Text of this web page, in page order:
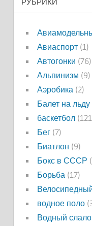
Авиаспорт(1)
Автогонки (76)
Альпинизм (9)
Аэробика(2)
Балет на льду
баскетбол
Бег(7)
Биатлон (9)
Бокс в СССР
Борьба(17)
водное поло
Водный